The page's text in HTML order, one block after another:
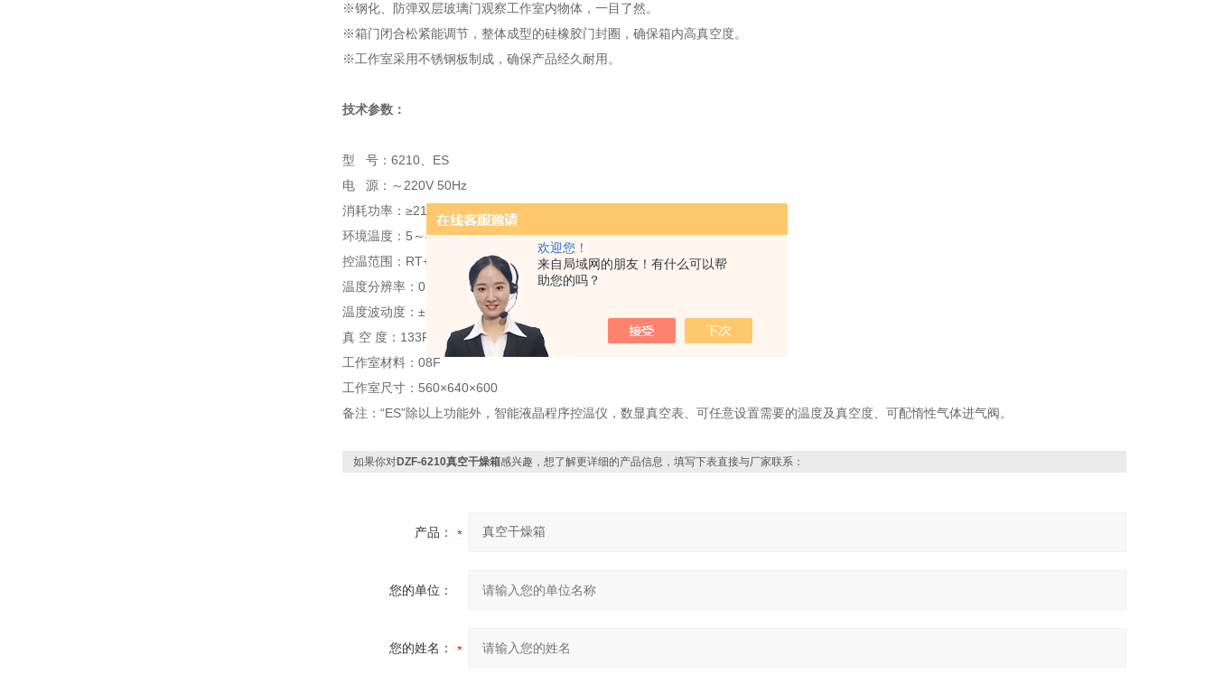
欢迎您！
来自局域网的朋友！有什么可以帮
助您的吗？
※钢化、防弹双层玻璃门观察工作室内物体，一目了然。
※箱门闭合松紧能调节，整体成型的硅橡胶门封圈，确保箱内高真空度。
※工作室采用不锈钢板制成，确保产品经久耐用。
技术参数：
型 号：6210、ES
电 源：～220V 50Hz
消耗功率：≥2160W
环境温度：5～40℃
控温范围：RT+10-200℃
温度分辨率：0.1℃
温度波动度：±1℃
真 空 度：133Pa
工作室材料：08F
工作室尺寸：560×640×600
备注：“ES”除以上功能外，智能液晶程序控温仪，数显真空表、可任意设置需要的温度及真空度、可配惰性气体进气阀。
如果你对DZF-6210真空干燥箱感兴趣，想了解更详细的产品信息，填写下表直接与厂家联系：
产品：
您的单位：
您的姓名：